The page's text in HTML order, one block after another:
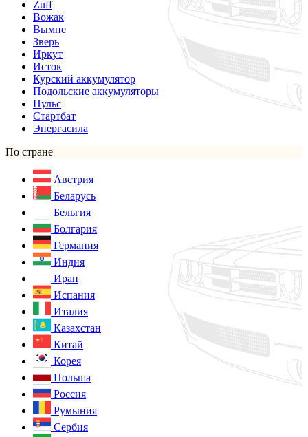
Zuff
Вожак
Вымпе
Зверь
Иркут
Исток
Курский аккумулятор
Подольские аккумуляторы
Пульс
Стартбат
Энергасила
По стране
Австрия
Беларусь
Бельгия
Болгария
Германия
Индия
Иран
Испания
Италия
Казахстан
Китай
Корея
Польша
Россия
Румыния
Сербия